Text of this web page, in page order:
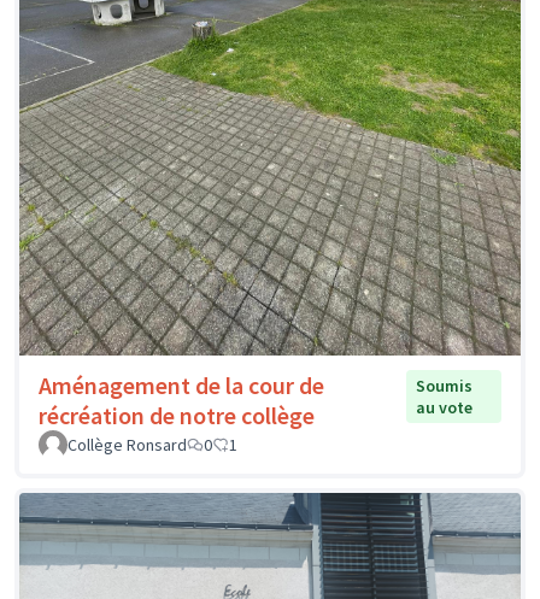
Aménagement de la cour de
récréation de notre collège
Soumis
au vote
Collège Ronsard
0 1